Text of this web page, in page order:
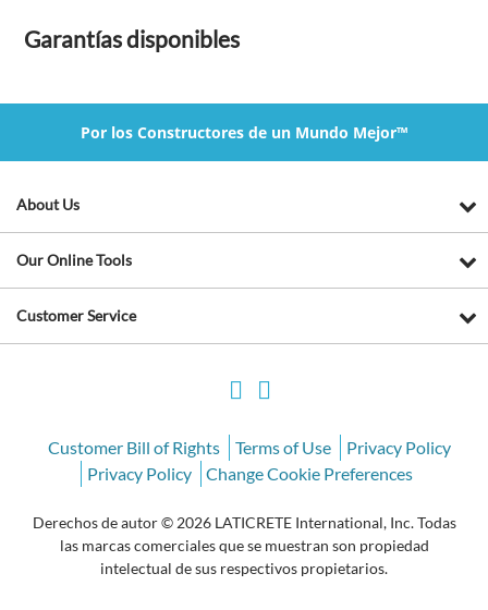
Garantías disponibles
Por los Constructores de un Mundo Mejor™
About Us
Our Online Tools
Customer Service
Customer Bill of Rights Terms of Use
Privacy Policy
Privacy Policy
Change Cookie Preferences
Derechos de autor © 2026 LATICRETE International, Inc. Todas
las marcas comerciales que se muestran son propiedad
intelectual de sus respectivos propietarios.